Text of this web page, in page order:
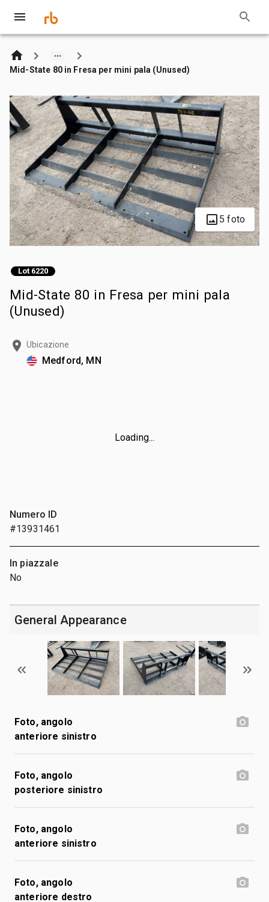
Mid-State 80 in Fresa per mini pala (Unused)
5 foto
Lot 6220
Mid-State 80 in Fresa per mini pala
(Unused)
Ubicazione
Medford, MN
Loading...
Numero ID
#13931461
In piazzale
No
General Appearance
Foto, angolo
anteriore sinistro
Foto, angolo
posteriore sinistro
Foto, angolo
anteriore sinistro
Foto, angolo
anteriore destro